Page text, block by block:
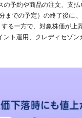
予約や商品の注文、支
での予定）の終了後に、
る一方で、対象株価が上
ト運用、クレディセゾ